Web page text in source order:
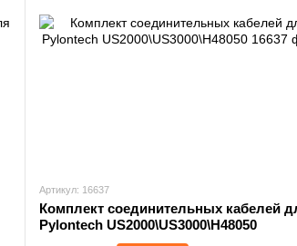
Артикул: 16637
Комплект соединительных кабелей
Pylontech US2000\US3000\H48050